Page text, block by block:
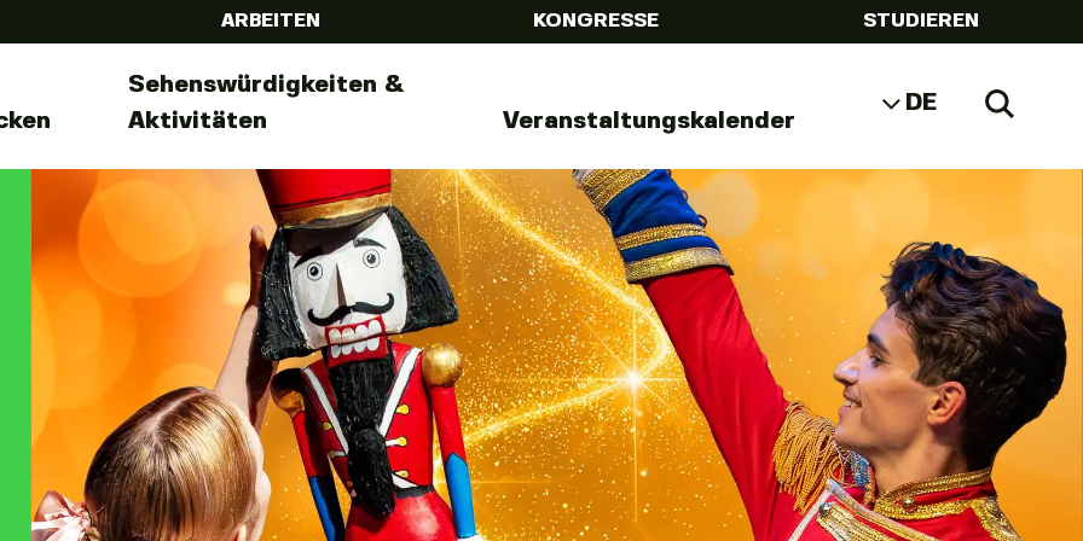
ARBEITEN KONGRESSE STUDIEREN
Sehenswürdigkeiten &
Aktivitäten
Veranstaltungskalender
DE